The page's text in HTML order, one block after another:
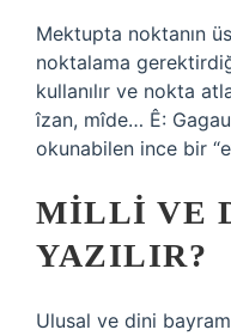
Mektupta noktanın
noktalama
kullanılır ve nokta
îzan, mîde… Ê:
okunabilen ince bir
MILLI VE
YAZILIR?
Ulusal ve dini